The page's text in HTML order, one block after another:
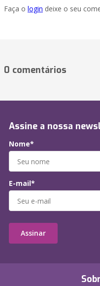
Faça o login deixe o seu
0 comentários
Assine a nossa
Nome*
E-mail*
Assinar